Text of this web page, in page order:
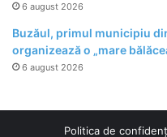
6 august 2026
Buzăul, primul municipiu
organizează o „mare
6 august 2026
Politica de